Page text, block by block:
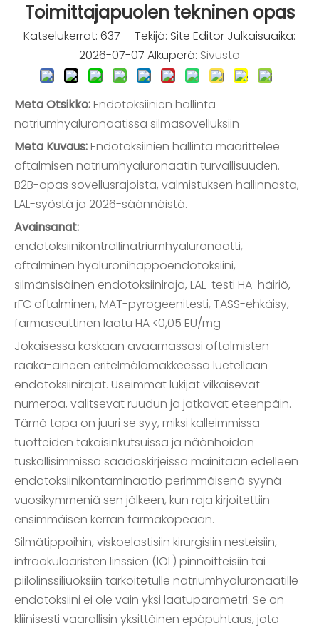
Toimittajapuolen tekninen opas
Katselukerrat: 637 Tekijä: Site Editor Julkaisuaika:
2026-07-07 Alkuperä: Sivusto
Meta Otsikko:Endotoksiinien hallinta
natriumhyaluronaatissa silmäsovelluksiin
Meta Kuvaus:Endotoksiinien hallinta määrittelee
oftalmisen natriumhyaluronaatin turvallisuuden.
B2B-opas sovellusrajoista, valmistuksen hallinnasta,
LAL-syöstä ja 2026-säännöistä.
Avainsanat:
endotoksiinikontrollinatriumhyaluronaatti,
oftalminen hyaluronihappoendotoksiini,
silmänsisäinen endotoksiiniraja, LAL-testi HA-häiriö,
rFC oftalminen, MAT-pyrogeenitesti, TASS-ehkäisy,
farmaseuttinen laatu HA <0,05 EU/mg
Jokaisessa koskaan avaamassasi oftalmisten
raaka-aineen eritelmälomakkeessa luetellaan
endotoksiinirajat. Useimmat lukijat vilkaisevat
numeroa, valitsevat ruudun ja jatkavat eteenpäin.
Tämä tapa on juuri se syy, miksi kalleimmissa
tuotteiden takaisinkutsuissa ja näönhoidon
tuskallisimmissa säädöskirjeissä mainitaan edelleen
endotoksiinikontaminaatio perimmäisenä syynä –
vuosikymmeniä sen jälkeen, kun raja kirjoitettiin
ensimmäisen kerran farmakopeaan.
Silmätippoihin, viskoelastisiin kirurgisiin nesteisiin,
intraokulaaristen linssien (IOL) pinnoitteisiin tai
piilolinssiliuoksiin tarkoitetulle natriumhyaluronaatille
endotoksiini ei ole vain yksi laatuparametri. Se on
kliinisesti vaarallisin yksittäinen epäpuhtaus, jota